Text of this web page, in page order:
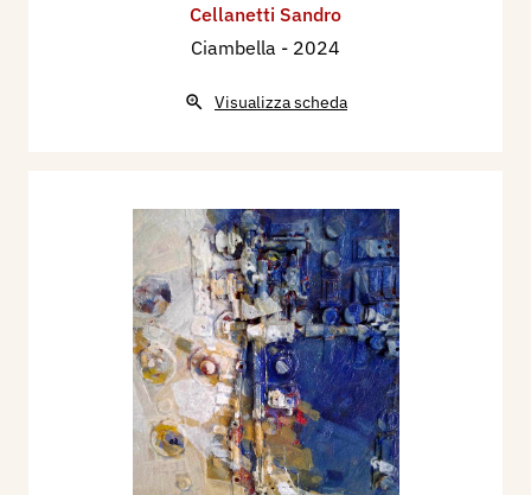
Cellanetti Sandro
Ciambella - 2024
Visualizza scheda